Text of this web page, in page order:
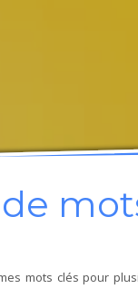
mots clés pour